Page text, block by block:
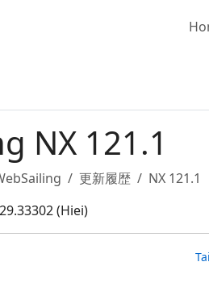
NX 121.1
更新履歴
NX 121.1
(Hiei)